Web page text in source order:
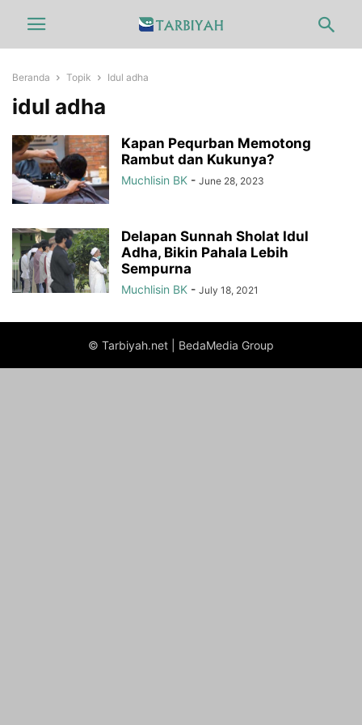
Beranda Topik Idul adha
idul adha
Kapan Pequrban Memotong
Rambut dan Kukunya?
Muchlisin BK - June 28, 2023
Delapan Sunnah Sholat Idul
Adha, Bikin Pahala Lebih
Sempurna
Muchlisin BK - July 18, 2021
© Tarbiyah.net | BedaMedia Group